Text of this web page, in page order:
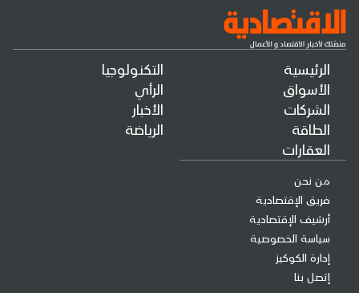
الرئيسية
الأسواق
الشركات
الطاقة
العقارات
التكنولوجيا
الرأي
الأخبار
الرياضة
من نحن
فريق الإقتصادية
أرشيف الإقتصادية
سياسة الخصوصية
إدارة الكوكيز
إتصل بنا